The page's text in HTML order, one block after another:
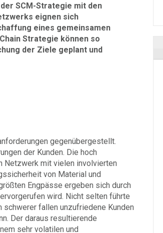
SCM-Strategie mit den
eignen sich
eines gemeinsamen
Strategie können so
der Ziele geplant und
gegenübergestellt.
der Kunden. Die hoch
Netzwerk mit vielen involvierten
von Material und
Engpässe ergeben sich durch
wird. Nicht selten führte
fallen unzufriedene Kunden
Der daraus resultierende
sehr volatilen und